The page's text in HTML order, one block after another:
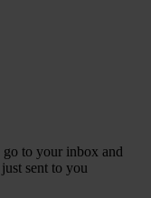
go to your inbox and
sent to you